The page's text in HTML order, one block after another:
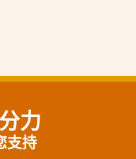
力
支持